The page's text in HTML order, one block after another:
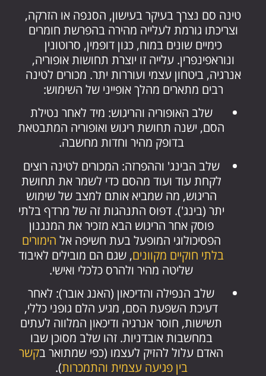
טינה סם נצרך בעיקר בעישון, הסנפה או הזרקה,
וצריכתו גורמת לעלייה מהירה בהפרשת חומרים
כימיים שונים במוח, כגון דופמין, סרוטונין
ונוראפינפרין. עלייה זו יוצרת תחושות אופוריה,
אנרגיה, ביטחון עצמי ועוררות יתר. מכורים לטינה
רבים מתארים מהלך אופייני של השימוש:
שלב האופוריה והריגוש: מיד לאחר נטילת
הסם, ישנה תחושת ריגוש ואופוריה המתבטאת
בדופק מהיר וחדות מחשבה.
שלב הבינג' וההפרזה: המכורים לטינה רוצים
לקחת עוד ועוד מהסם כדי לשמר את תחושת
הריגוש, מה שמביא אותם למצב של שימוש
יתר (בינג'). דפוס התנהגות זה של מרדף בלתי
פוסק אחר הריגוש הבא מזכיר את המנגנון
הפסיכולוגי המופעל בעת חשיפה אל הימורים
בלתי חוקיים מקוונים, שגם הם מובילים לאיבוד
שליטה מהיר ולהרס כלכלי ואישי.
שלב הנפילה והדיכאון (האנג אובר): לאחר
דעיכת השפעת הסם, מגיע הלם גופני כללי,
תשישות, חוסר אנרגיה ודיכאון המלווה לעתים
במחשבות אובדניות. זהו שלב מסוכן שבו
האדם עלול להזיק לעצמו (כפי שמתואר בקשר
בין פגיעה עצמית והתמכרות).